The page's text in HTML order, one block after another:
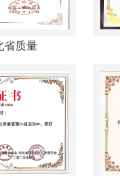
省质量